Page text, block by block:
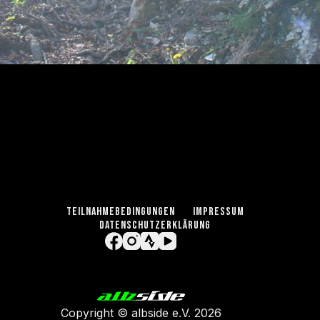
TEILNAHMEBEDINGUNGEN
IMPRESSUM
DATENSCHUTZERKLÄRUNG
Copyright © albside e.V. 2026